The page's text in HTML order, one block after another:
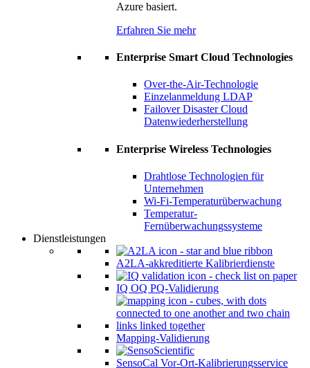
Azure basiert.
Erfahren Sie mehr
Enterprise Smart Cloud Technologies
Over-the-Air-Technologie
Einzelanmeldung LDAP
Failover Disaster Cloud
Datenwiederherstellung
Enterprise Wireless Technologies
Drahtlose Technologien für
Unternehmen
Wi-Fi-Temperaturüberwachung
Temperatur-
Fernüberwachungssysteme
Dienstleistungen
A2LA-akkreditierte Kalibrierdienste
IQ OQ PQ-Validierung
Mapping-Validierung
SensoCal Vor-Ort-Kalibrierungsservice